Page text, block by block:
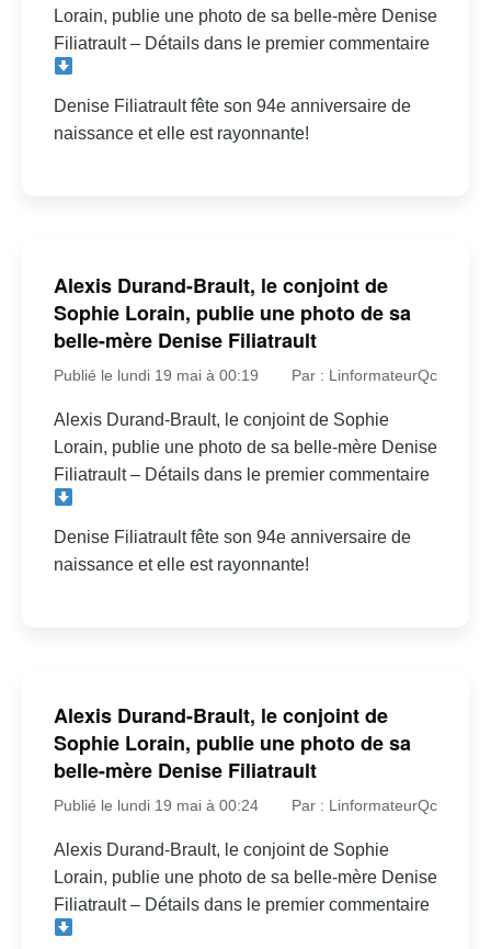
Lorain, publie une photo de sa belle-mère Denise
Filiatrault – Détails dans le premier commentaire
Denise Filiatrault fête son 94e anniversaire de
naissance et elle est rayonnante!
Alexis Durand-Brault, le conjoint de
Sophie Lorain, publie une photo de sa
belle-mère Denise Filiatrault
Publié le lundi 19 mai à 00:19 Par : LinformateurQc
Alexis Durand-Brault, le conjoint de Sophie
Lorain, publie une photo de sa belle-mère Denise
Filiatrault – Détails dans le premier commentaire
Denise Filiatrault fête son 94e anniversaire de
naissance et elle est rayonnante!
Alexis Durand-Brault, le conjoint de
Sophie Lorain, publie une photo de sa
belle-mère Denise Filiatrault
Publié le lundi 19 mai à 00:24 Par : LinformateurQc
Alexis Durand-Brault, le conjoint de Sophie
Lorain, publie une photo de sa belle-mère Denise
Filiatrault – Détails dans le premier commentaire